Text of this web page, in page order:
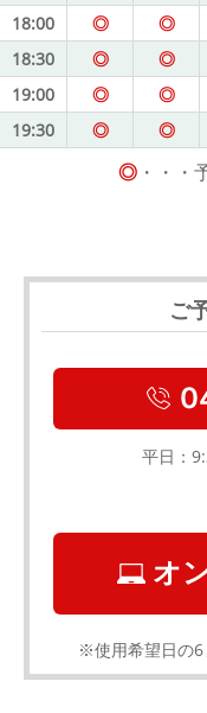
18:00
◎ ◎
18:30
◎ ◎
19:00
◎ ◎
19:30
◎ ◎
◎・・・
ご
平日：
オ
※使用希望日の6